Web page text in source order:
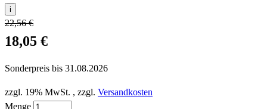
i
22,56 €
18,05 €
Sonderpreis bis 31.08.2026
zzgl. 19% MwSt. , zzgl. Versandkosten
Menge